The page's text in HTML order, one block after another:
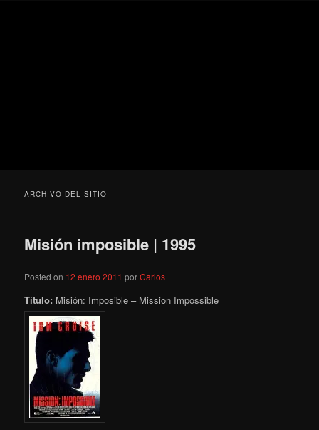
ARCHIVO DEL SITIO
Misión imposible | 1995
Posted on 12 enero 2011 porCarlos
Título: Misión: Imposible – Mission Impossible